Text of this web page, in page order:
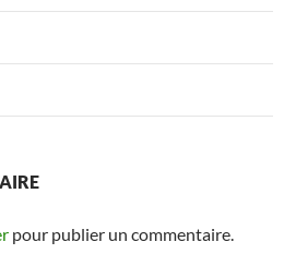
pour publier un commentaire.